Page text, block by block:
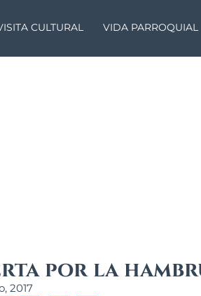
CULTURAL VIDA PARROQUIAL
por la
2017